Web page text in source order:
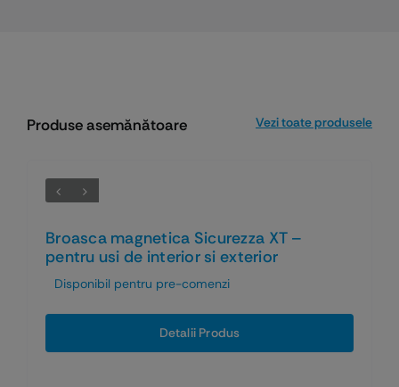
Produse asemănătoare Vezi toate produsele
Broasca magnetica Sicurezza XT –
pentru usi de interior si exterior
Disponibil pentru pre-comenzi
Detalii Produs